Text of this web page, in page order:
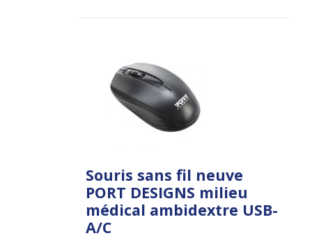
Souris sans fil neuve
PORT DESIGNS milieu
médical ambidextre USB-
A/C